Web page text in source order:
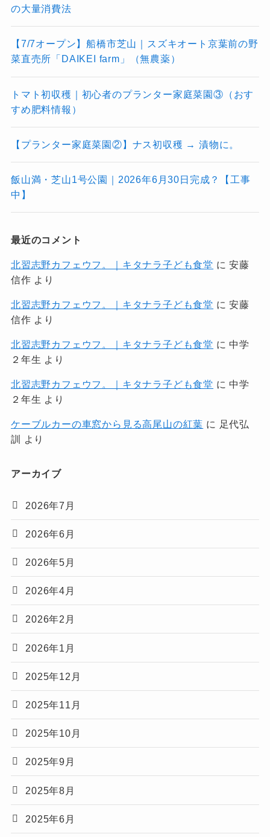
の大量消費法
【7/7オープン】船橋市芝山｜スズキオート京葉前の野
菜直売所「DAIKEI farm」（無農薬）
トマト初収穫｜初心者のプランター家庭菜園③（おす
すめ肥料情報）
【プランター家庭菜園②】ナス初収穫 → 漬物に。
飯山満・芝山1号公園｜2026年6月30日完成？【工事
中】
最近のコメント
北習志野カフェウフ。｜キタナラ子ども食堂 に安藤
信作 より
北習志野カフェウフ。｜キタナラ子ども食堂 に安藤
信作 より
北習志野カフェウフ。｜キタナラ子ども食堂 に 中学
２年生 より
北習志野カフェウフ。｜キタナラ子ども食堂 に 中学
２年生 より
ケーブルカーの車窓から見る高尾山の紅葉 に 足代弘
訓
より
アーカイブ
2026年7月
2026年6月
2026年5月
2026年4月
2026年2月
2026年1月
2025年12月
2025年11月
2025年10月
2025年9月
2025年8月
2025年6月